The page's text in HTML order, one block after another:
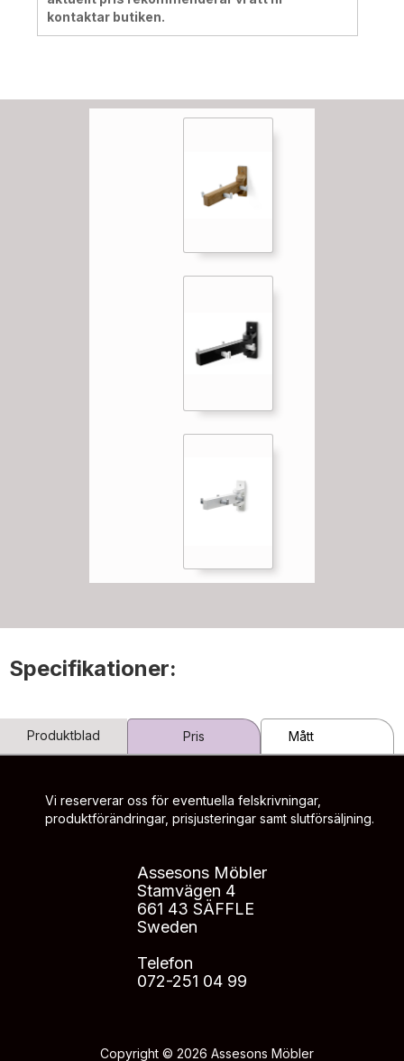
kontaktar butiken.
Specifikationer:
Produktblad Pris Mått
Vi reserverar oss för eventuella felskrivningar,
produktförändringar, prisjusteringar samt slutförsäljning.
Assesons Möbler
Stamvägen 4
661 43 SÄFFLE
Sweden
Telefon
072-251 04 99
Copyright © 2026 Assesons Möbler